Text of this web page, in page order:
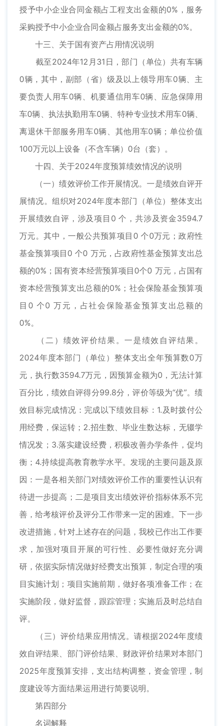
授予中小企业合同金额占工程支出金额的0%，服务
采购授予中小企业合同金额占服务支出金额的0%。
十三、关于国有资产占用情况说明
截至2024年12月31日，部门（单位）共有车辆
0辆，其中，副部（省）级及以上领导用车0辆、主
要负责人用车0辆、机要通信用车0辆、应急保障用
车0辆、执法执勤用车0辆、特种专业技术用车0辆、
离退休干部服务用车0辆、其他用车0辆；单位价值
100万元以上设备（不含车辆）0台（套）。
十四、关于2024年度预算绩效情况的说明
（一）绩效评价工作开展情况。一是绩效自评开
展情况。组织对2024年度本部门（单位）整体支出
开展绩效自评，涉及项目0 个，共涉及资金3594.7
万元。其中，一般公共预算项目0 个0万元；政府性
基金预算项目0 个0 万元，占政府性基金预算支出总
额的0%；国有资本经营预算项目0个0 万元，占国有
资本经营预算支出总额的0%；社会保险基金预算项
目0 个0 万元，占社会保险基金预算支出总额的
0%。
（二）绩效评价结果。一是绩效自评结果。
2024年度本部门（单位）整体支出全年预算数0万
元，执行数3594.7万元，因预算金额为0，无法计算
百分比，绩效自评得分99.8分，评价等级为“优”。绩
效目标完成情况：完成以下绩效目标：1.及时拨付公
用经费，保运转；2.招生数、毕业生数达标，无辍学
情况发；3.落实建设经费，积极改善办学条件，促均
衡；4.持续提高教育教学水平。发现的主要问题及原
因：一是各相关部门对绩效评价工作的重要性认识有
待进一步提高；二是项目支出绩效评价指标体系不完
善，给考核评价及评分工作带来一定的困难。下一步
改进措施，针对上述存在的问题，我校已作出工作要
求，加强对项目开展的可行性、必要性做好充分调
研，依据实际情况做好经费支出预算，制定合理的项
目实施计划；项目实施前期，做好各项准备工作；在
实施阶段，做好监督，跟踪管理；实施后及时总结自
评。
（三）评价结果应用情况。请根据2024年度绩
效自评结果、部门评价结果、财政评价结果对本部门
2025年度预算安排，支出结构调整，资金管理，制
度建设等方面结果运用进行简要说明。
第四部分
名词解释